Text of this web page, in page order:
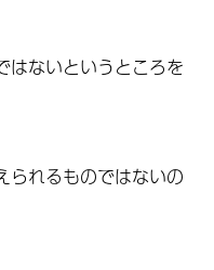
はないというところを
られるものではないの